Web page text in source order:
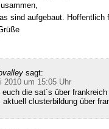
sind aufgebaut.
sagt:
2010 um 15:05 Uhr
die sat´s über
aktuell clusterbildung über